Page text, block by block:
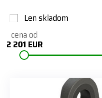
Len skladom
cena od
2 201 EUR